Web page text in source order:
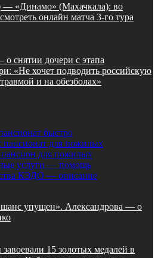
«Динамо» (Махачкала): во
онлайн матча 3‑го тура
снятии дочери с этапа
«Не хочет подводить российскую
и на обезболах»
быстро
пансионат для пожилых
для пожилых
услуги — помощь
КЭДО — описание
упущен». Александрова — о
15 золотых медалей в